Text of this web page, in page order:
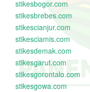
stikesbogor.com
stikesbrebes.com
stikescianjur.com
stikesciamis.com
stikesdemak.com
stikesgarut.com
stikesgorontalo.com
stikesgowa.com